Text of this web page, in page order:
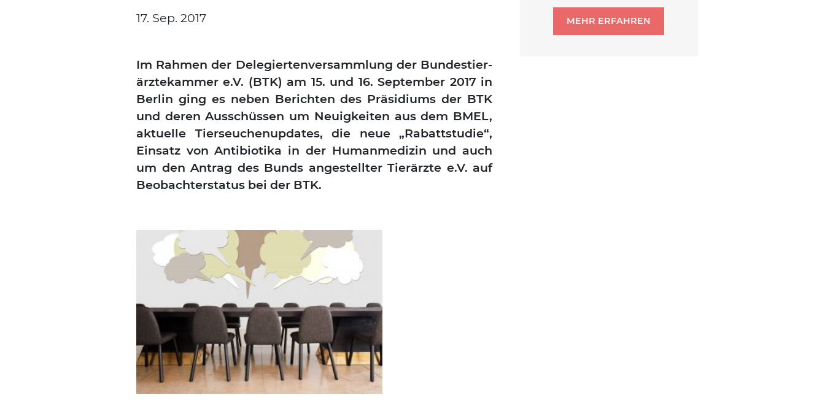
17. Sep. 2017
Im Rah­men der Dele­gier­ten­ver­samm­lung der Bun­des­tier­
ärz­te­kam­mer e.V. (BTK) am 15. und 16. Sep­tem­ber 2017 in
Ber­lin ging es neben Berich­ten des Prä­si­di­ums der BTK
und deren Aus­schüs­sen um Neu­ig­kei­ten aus dem BMEL,
aktu­el­le Tier­seu­chen­up­dates, die neue „Rabatt­stu­die“,
Ein­satz von Anti­bio­ti­ka in der Human­me­di­zin und auch
um den Antrag des Bunds ange­stell­ter Tier­ärz­te e.V. auf
Beob­ach­ter­sta­tus bei der BTK.
MEHR ERFAHREN